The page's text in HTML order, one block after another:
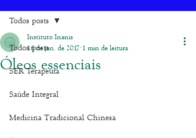
Todos posts
SER Terapeuta
Saúde Integral
Medicina Tradicional Chinesa
Todos posts
Óleos essenciais
Instituto Inanis
16 de jan. de 2017 1 min de leitura